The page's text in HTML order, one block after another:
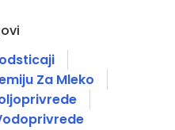
Za Mleko